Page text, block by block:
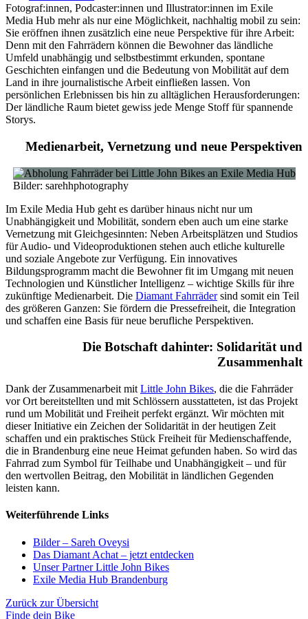
Fotograf:innen, Podcaster:innen und Illustrator:innen im Exile
Media Hub mehr als nur eine Möglichkeit, nachhaltig mobil zu sein:
Sie eröffnen ihnen zusätzlich eine neue Perspektive für ihre Arbeit:
Denn mit den Fahrrädern können die Bewohner das ländliche
Umfeld unabhängig und selbstbestimmt erkunden, spontane
Geschichten einfangen und die Bedeutung von Mobilität auf dem
Land in ihre journalistische Arbeit einfließen lassen. Von
persönlichen Erlebnissen bis hin zu alltäglichen Herausforderungen:
Der ländliche Raum bietet gewiss jede Menge Stoff für spannende
Storys.
Medienarbeit, Vernetzung und neue Perspektiven
Bilder: sarehhphotography
Im Exile Media Hub geht es darüber hinaus nicht nur um
Unabhängigkeit und Mobilität, sondern eben auch um eine starke
Vernetzung mit Gleichgesinnten: Neben Arbeitsplätzen und Studios
für Audio- und Videoproduktionen stehen auch etliche kulturelle
und soziale Angebote zur Verfügung. Ein innovatives
Bildungsprogramm macht die Bewohner fit im Umgang mit neuen
Technologien und Künstlicher Intelligenz – wichtige Skills für ihre
zukünftige Medienarbeit. Die Diamant Fahrrädersind somit ein Teil
des größeren Ganzen: Sie fördern die Pressefreiheit, die Integration
und schaffen eine Basis für neue berufliche Perspektiven.
Die Botschaft dahinter: Solidarität und
Zusammenhalt
Dank der Zusammenarbeit mit Little John Bikes, die die Fahrräder
vor Ort bereitstellten und mit Schlössern ausstatteten, ist das Projekt
rund um Mobilität und Freiheit perfekt ergänzt. Wir möchten mit
dieser Initiative ein Zeichen der Solidarität in der heutigen Zeit
schaffen und ein praktisches Stück Freiheit für Medienschaffende,
die in Brandenburg eine neue Heimat gefunden haben. So wird das
Fahrrad zum Symbol für Teilhabe und Unabhängigkeit – und für
den wertvollen Beitrag, den Mobilität in ländlichen Gegenden
leisten kann.
Weiterführende Links
Bilder – Sareh Oveysi
Das Diamant Achat – jetzt entdecken
Unser Partner Little John Bikes
Exile Media Hub Brandenburg
Zurück zur Übersicht
Finde dein Bike